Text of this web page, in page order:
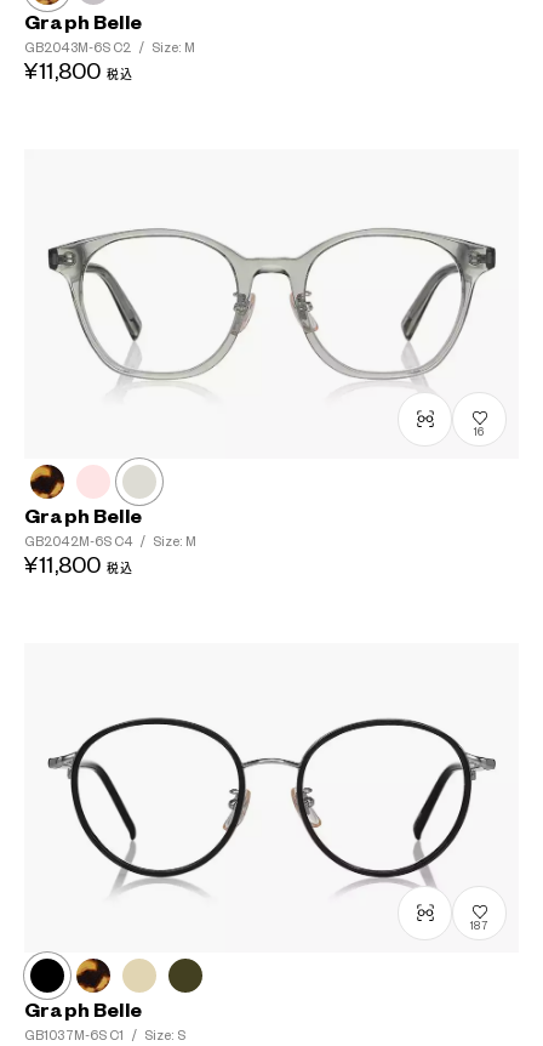
Graph Belle
GB2043M-6S C2 / Size: M
¥11,800 税込
16
Graph Belle
GB2042M-6S C4 / Size: M
¥11,800 税込
187
Graph Belle
GB1037M-6S C1 / Size: S